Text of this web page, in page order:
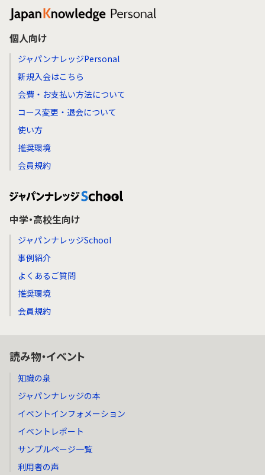
個人向け
ジャパンナレッジPersonal
新規入会はこちら
会費・お支払い方法について
コース変更・退会について
使い方
推奨環境
会員規約
中学・高校生向け
ジャパンナレッジSchool
事例紹介
よくあるご質問
推奨環境
会員規約
読み物・イベント
知識の泉
ジャパンナレッジの本
イベントインフォメーション
イベントレポート
サンプルページ一覧
利用者の声